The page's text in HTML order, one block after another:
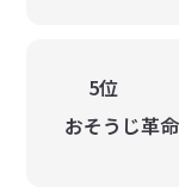
5位
おそうじ革